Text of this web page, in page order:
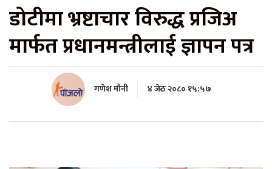
डोटीमा भ्रष्टाचार विरुद्ध प्रजिअ
मार्फत प्रधानमन्त्रीलाई ज्ञापन पत्र
गणेश मौनी ४ जेठ २०८० १५:५७